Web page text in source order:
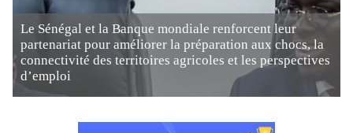
Le Sénégal et la Banque mondiale renforcent leur
partenariat pour améliorer la préparation aux chocs, la
connectivité des territoires agricoles et les perspectives
d’emploi